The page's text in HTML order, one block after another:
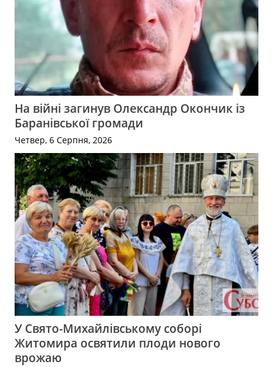
На війні загинув Олександр Окончик із
Баранівської громади
Четвер, 6 Серпня, 2026
У Свято-Михайлівському соборі
Житомира освятили плоди нового
врожаю